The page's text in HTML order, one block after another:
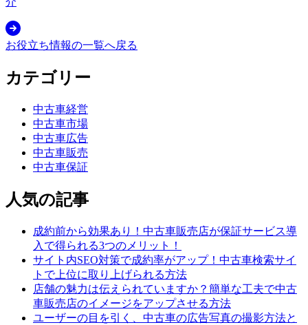
お役立ち情報の一覧へ戻る
カテゴリー
中古車経営
中古車市場
中古車広告
中古車販売
中古車保証
人気の記事
成約前から効果あり！中古車販売店が保証サービス導
入で得られる3つのメリット！
サイト内SEO対策で成約率がアップ！中古車検索サイ
トで上位に取り上げられる方法
店舗の魅力は伝えられていますか？簡単な工夫で中古
車販売店のイメージをアップさせる方法
ユーザーの目を引く、中古車の広告写真の撮影方法と